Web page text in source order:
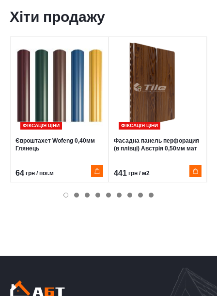
Хіти продажу
ФІКСАЦІЯ ЦІНИ
Євроштахет Wofeng 0,40мм
Глянець
64 грн / пог.м
ФІКСАЦІЯ ЦІНИ
Фасадна панель перфорация
(в плівці) Австрія 0,50мм мат
441 грн / м2